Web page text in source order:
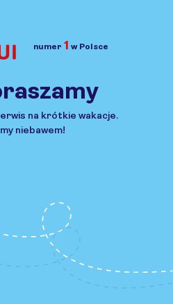
numer 1 w Polsce
na krótkie wakacje.
niebawem!